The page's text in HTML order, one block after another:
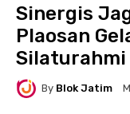
Sinergis
Plaosan
Silaturahmi
By Blok Jatim